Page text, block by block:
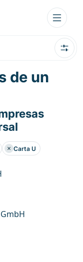
de un
Carta U